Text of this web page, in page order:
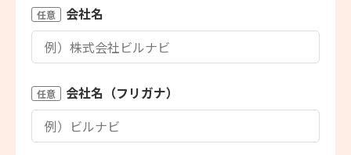
任意 会社名
任意 会社名（フリガナ）